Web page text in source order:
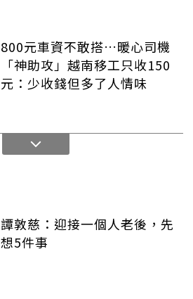
800元車資不敢搭…暖心司機
「神助攻」越南移工只收150
元：少收錢但多了人情味
譚敦慈：迎接一個人老後，先
想5件事